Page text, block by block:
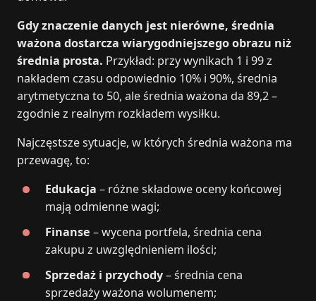
Gdy znaczenie danych jest nierówne, średnia
ważona dostarcza wiarygodniejszego obrazu niż
średnia prosta. Przykład: przy wynikach 1 i 99 z
nakładem czasu odpowiednio 10% i 90%, średnia
arytmetyczna to 50, ale średnia ważona da 89,2 –
zgodnie z realnym rozkładem wysiłku.
Najczęstsze sytuacje, w których średnia ważona ma
przewagę, to:
Edukacja – różne składowe oceny końcowej
mają odmienne wagi;
Finanse – wycena portfela, średnia cena
zakupu z uwzględnieniem ilości;
Sprzedaż i przychody– średnia cena
sprzedaży ważona wolumenem;